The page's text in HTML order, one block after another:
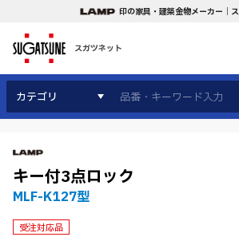
印の家具・建築金物メーカー｜
スガツネット
カテゴリ
キー付3点ロック
MLF-K127型
受注対応品